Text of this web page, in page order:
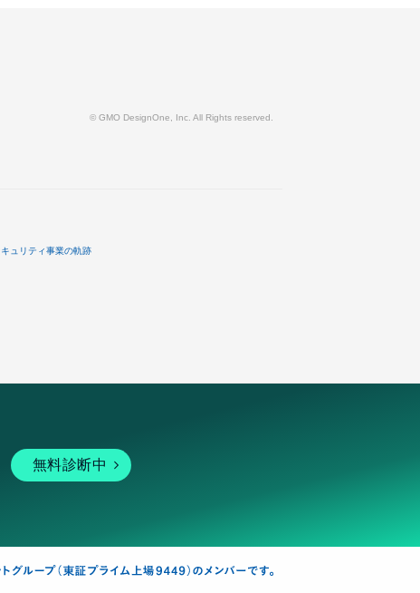
© GMO DesignOne, Inc. All Rights reserved.
ュリティ事業の軌跡
無料診断中